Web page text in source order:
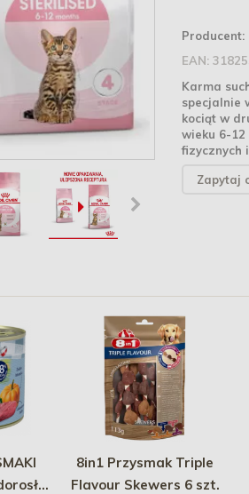
Producent:
EAN:
Karma
specjalnie
kociąt w
wieku 6-12
fizycznych
Zapytaj
8in1 Przysmak Triple
Flavour Skewers 6 szt.